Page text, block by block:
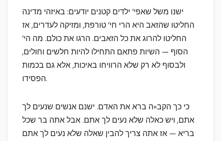
ישנו משל שאפי’ ילדים קטנים יודעים: באיזהי מדינה
החליטו שהזאב היא הרי חי’ טורפת, ומזיקה לעדרים, אז
החליטו להרוג את כל הזאבים. הרגו את כולם. מה הי’
הסוף — השיות פתאם התחילו להיות חלשים וחולים,
ולבסוף לא רק שלא הרוויחו באיכות, אלא גם בכמות
הפסידו.
כי כך הקב»ה ברא את האדם. ישנם אנשים שנעים לך
אתם, ויש כאלה שלא נעים לך אתם. אבל אתה בר שכל
בריא — אז אתה צריך להבין שאלה שלא נעים לך אתם